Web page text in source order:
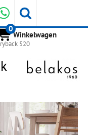
Whatsapp
0
Winkelwagen
520